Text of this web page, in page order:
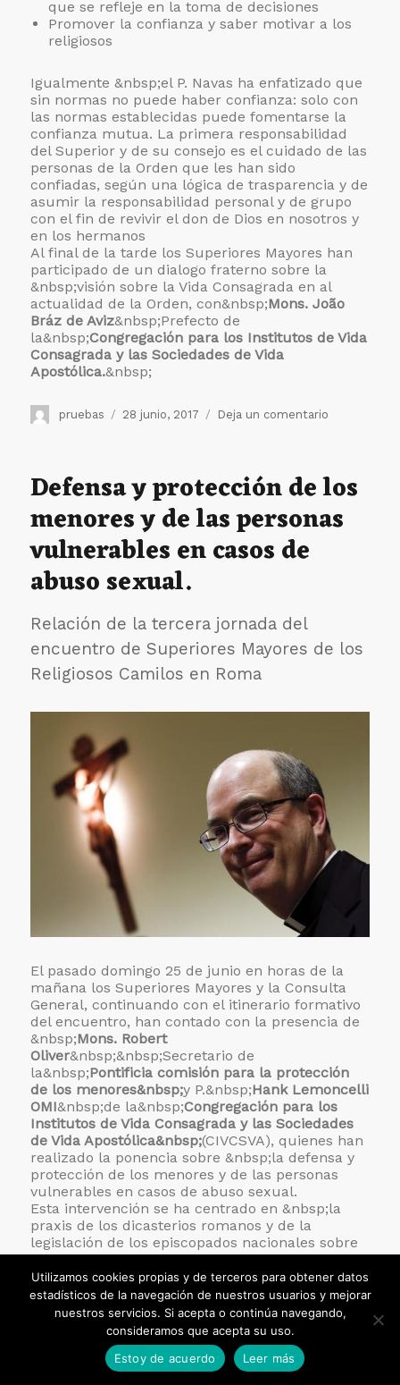
que se refleje en la toma de decisiones
Promover la confianza y saber motivar a los
religiosos
Igualmente &nbsp;el P. Navas ha enfatizado que
sin normas no puede haber confianza: solo con
las normas establecidas puede fomentarse la
confianza mutua. La primera responsabilidad
del Superior y de su consejo es el cuidado de las
personas de la Orden que les han sido
confiadas, según una lógica de trasparencia y de
asumir la responsabilidad personal y de grupo
con el fin de revivir el don de Dios en nosotros y
en los hermanos
Al final de la tarde los Superiores Mayores han
participado de un dialogo fraterno sobre la
&nbsp;visión sobre la Vida Consagrada en al
actualidad de la Orden, con&nbsp;Mons. João
Bráz de Aviz&nbsp;Prefecto de
la&nbsp;Congregación para los Institutos de Vida
Consagrada y las Sociedades de Vida
Apostólica.&nbsp;
Autor
pruebas
Publicado
28 junio, 2017 Deja un comentario
formativo
los
de
Defensa y protección de los
menores y de las personas
vulnerables en casos de
abuso sexual.
Relación de la tercera jornada del
encuentro de Superiores Mayores de los
Religiosos Camilos en Roma
El pasado domingo 25 de junio en horas de la
mañana los Superiores Mayores y la Consulta
General, continuando con el itinerario formativo
del encuentro, han contado con la presencia de
&nbsp;Mons. Robert
Oliver&nbsp;&nbsp;Secretario de
la&nbsp;Pontificia comisión para la protección
de los menores&nbsp;y P.&nbsp;Hank Lemoncelli
OMI&nbsp;de la&nbsp;Congregación para los
Institutos de Vida Consagrada y las Sociedades
de Vida Apostólica&nbsp;(CIVCSVA), quienes han
realizado la ponencia sobre &nbsp;la defensa y
protección de los menores y de las personas
vulnerables en casos de abuso sexual.
Esta intervención se ha centrado en &nbsp;la
praxis de los dicasterios romanos y de la
legislación de los episcopados nacionales sobre
este tema de tanta actualidad, ya sea en el
panorama eclesial y social, como en los diversos
contextos culturales.
El objetivo de esta propuesta informativa y
formativa ha sido el poder elaborar unas
directrices para la Orden y para cada Provincia
con el fin de que puedan reaccionar de manera
Utilizamos cookies propias y de terceros para obtener datos
estadísticos de la navegación de nuestros usuarios y mejorar
nuestros servicios. Si acepta o continúa navegando,
consideramos que acepta su uso.
Estoy de acuerdo
Leer más